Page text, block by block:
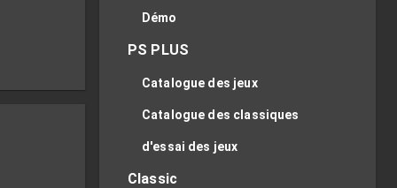
Démo
PS PLUS
Catalogue des jeux
Catalogue des classiques
d'essai des jeux
Classic